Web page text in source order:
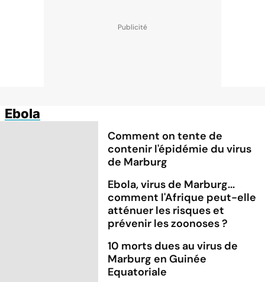
Ebola
Comment on tente de
contenir l'épidémie du virus
de Marburg
Ebola, virus de Marburg...
comment l'Afrique peut-elle
atténuer les risques et
prévenir les zoonoses ?
10 morts dues au virus de
Marburg en Guinée
Equatoriale